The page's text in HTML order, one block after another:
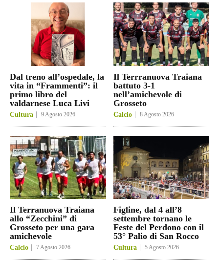
Dal treno all’ospedale, la
vita in “Frammenti”: il
primo libro del
valdarnese Luca Livi
Cultura 9 Agosto 2026
Il Terrranuova Traiana
battuto 3-1
nell’amichevole di
Grosseto
Calcio 8 Agosto 2026
Il Terranuova Traiana
allo “Zecchini” di
Grosseto per una gara
amichevole
Calcio 7 Agosto 2026
Figline, dal 4 all’8
settembre tornano le
Feste del Perdono con il
53° Palio di San Rocco
Cultura 5 Agosto 2026